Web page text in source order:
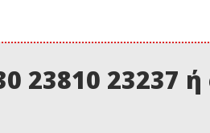
23810 23237 ή